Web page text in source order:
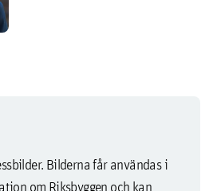
Bilderna får användas i
om Riksbyggen och kan